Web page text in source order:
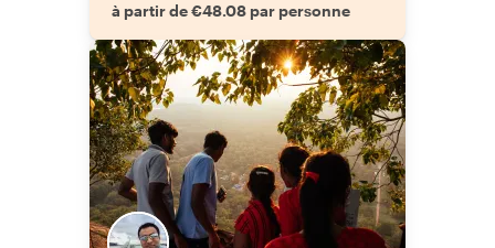
à partir de €48.08 par personne